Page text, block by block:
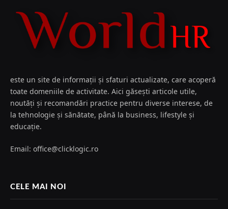
este un site de informații și sfaturi actualizate, care acoperă
toate domeniile de activitate. Aici găsești articole utile,
noutăți și recomandări practice pentru diverse interese, de
la tehnologie și sănătate, până la business, lifestyle și
educație.
Email: office@clicklogic.ro
CELE MAI NOI